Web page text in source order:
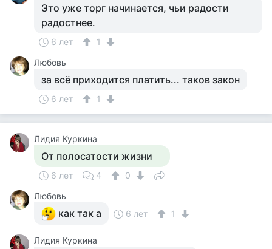
Это уже торг начинается, чьи радости
радостнее.
6 лет
1
Любовь
за всё приходится платить... таков закон
6 лет 1
Лидия Куркина
От полосатости жизни
6 лет 4
0
Любовь
как так а 6 лет 1
Лидия Куркина